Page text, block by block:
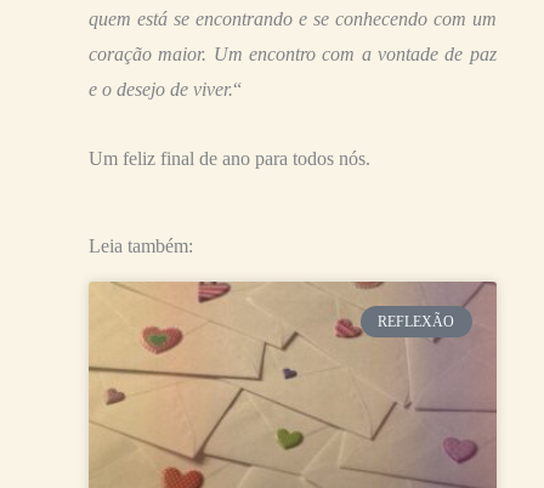
quem está se encontrando e se conhecendo com um
coração maior. Um encontro com a vontade de paz
e o desejo de viver.“
Um feliz final de ano para todos nós.
Leia também:
REFLEXÃO